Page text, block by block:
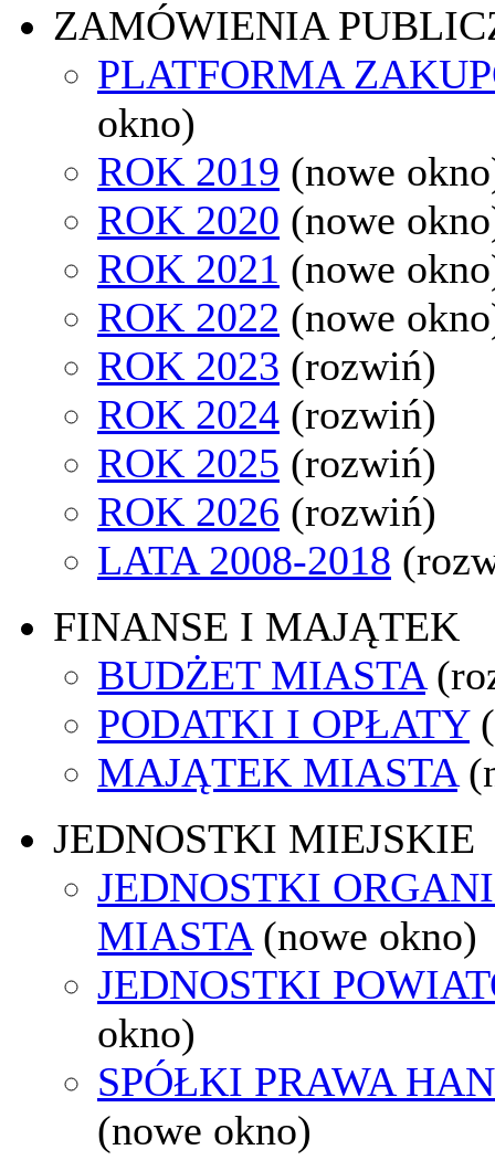
ZAMÓWIENIA
PLATFORMA
okno)
ROK 2019 (nowe
ROK 2020 (nowe
ROK 2021 (nowe
ROK 2022 (nowe
ROK 2023 (rozwiń)
ROK 2024 (rozwiń)
ROK 2025 (rozwiń)
ROK 2026 (rozwiń)
LATA 2008-2018
FINANSE I MAJĄTEK
BUDŻET MIASTA
PODATKI I OPŁATY
MAJĄTEK MIASTA
JEDNOSTKI MIEJSKIE
JEDNOSTKI
MIASTA (nowe okno)
JEDNOSTKI
okno)
SPÓŁKI PRAWA
(nowe okno)